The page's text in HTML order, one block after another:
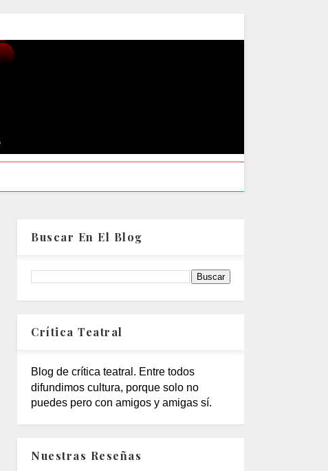
Buscar En El Blog
Crítica Teatral
Blog de crítica teatral. Entre todos
difundimos cultura, porque solo no
puedes pero con amigos y amigas sí.
Nuestras Reseñas